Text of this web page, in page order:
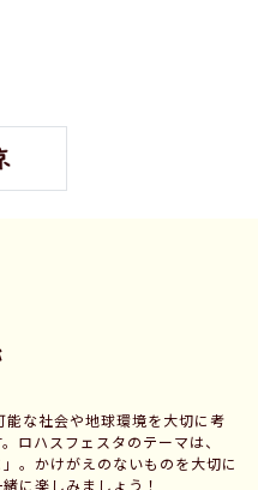
能な社会や地球環境を大切に考
ロハスフェスタのテーマは、
。かけがえのないものを大切に
に楽しみましょう！